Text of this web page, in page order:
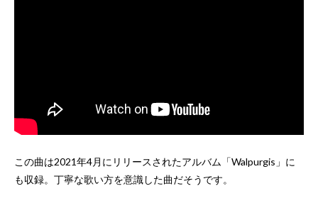
この曲は2021年4月にリリースされたアルバム「Walpurgis」に
も収録。丁寧な歌い方を意識した曲だそうです。